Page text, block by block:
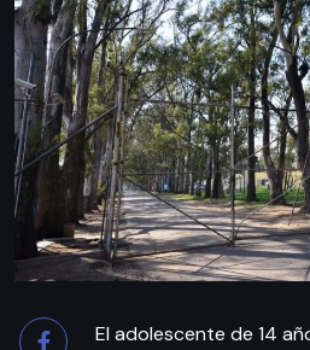
El adolescente de 14